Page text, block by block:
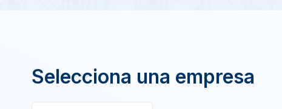
Selecciona una empresa